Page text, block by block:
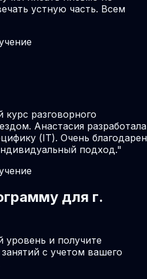
устную часть. Всем
разговорного
Анастасия разработала
(IT). Очень благодарен
подход."
для г.
уровень и получите
с учетом вашего